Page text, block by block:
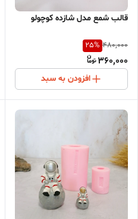
قالب شمع مدل شازده کوچولو
480,000
25%
360,000
افزودن به سبد